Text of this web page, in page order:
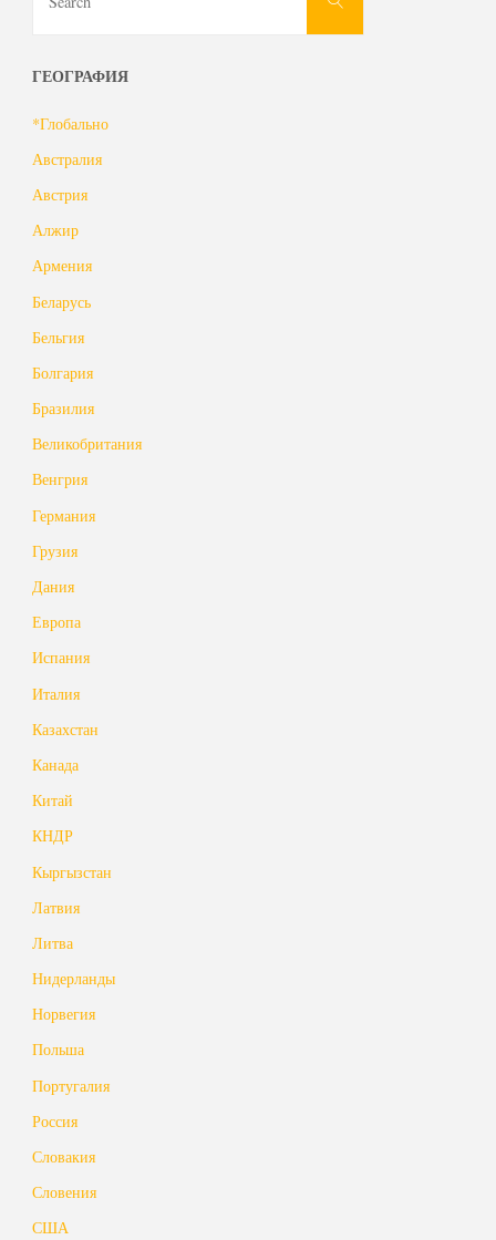
ГЕОГРАФИЯ
*Глобально
Австралия
Австрия
Алжир
Армения
Беларусь
Бельгия
Болгария
Бразилия
Великобритания
Венгрия
Германия
Грузия
Дания
Европа
Испания
Италия
Казахстан
Канада
Китай
КНДР
Кыргызстан
Латвия
Литва
Нидерланды
Норвегия
Польша
Португалия
Россия
Словакия
Словения
США